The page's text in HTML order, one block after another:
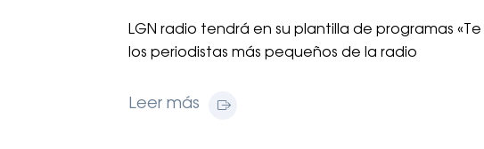
LGN radio tendrá en su plantilla de programas
los periodistas más pequeños de la radio
Leer más